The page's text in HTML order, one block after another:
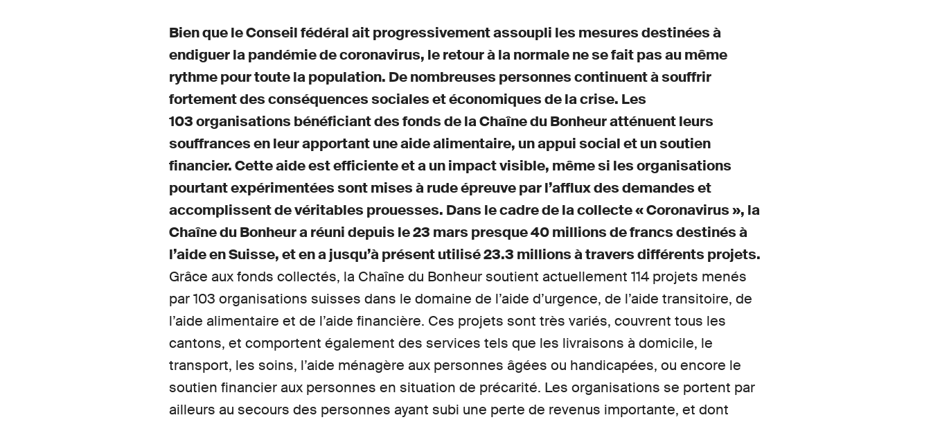
Bien que le Conseil fédéral ait progressivement assoupli les mesures destinées à
endiguer la pandémie de coronavirus, le retour à la normale ne se fait pas au même
rythme pour toute la population. De nombreuses personnes continuent à souffrir
fortement des conséquences sociales et économiques de la crise. Les
103 organisations bénéficiant des fonds de la Chaîne du Bonheur atténuent leurs
souffrances en leur apportant une aide alimentaire, un appui social et un soutien
financier. Cette aide est efficiente et a un impact visible, même si les organisations
pourtant expérimentées sont mises à rude épreuve par l’afflux des demandes et
accomplissent de véritables prouesses. Dans le cadre de la collecte « Coronavirus », la
Chaîne du Bonheur a réuni depuis le 23 mars presque 40 millions de francs destinés à
l’aide en Suisse, et en a jusqu’à présent utilisé 23.3 millions à travers différents projets.
Grâce aux fonds collectés, la Chaîne du Bonheur soutient actuellement 114 projets menés
par 103 organisations suisses dans le domaine de l’aide d’urgence, de l’aide transitoire, de
l’aide alimentaire et de l’aide financière. Ces projets sont très variés, couvrent tous les
cantons, et comportent également des services tels que les livraisons à domicile, le
transport, les soins, l’aide ménagère aux personnes âgées ou handicapées, ou encore le
soutien financier aux personnes en situation de précarité. Les organisations se portent par
ailleurs au secours des personnes ayant subi une perte de revenus importante, et dont